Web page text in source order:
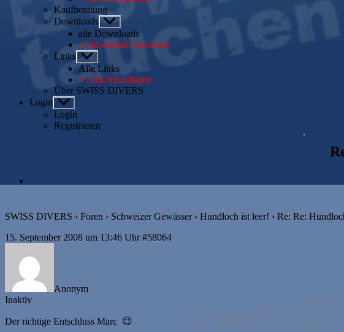
Kaufberatung
Downloads Untermenü
anzeigen
alle Downloads
+ Download einreichen
Links Untermenü
anzeigen
Alle Links
+ Link hinzufügen
Über SWISS DIVERS
Login Untermenü
anzeigen
Login
Registrieren
SWISS DIVERS › Foren › Schweizer Gewässer › Hundloch ist leer! › Re: Re:
15. September 2008 um 13:46 Uhr #58064
Anonym
Inaktiv
Der richtige Entschluss Marc 😉